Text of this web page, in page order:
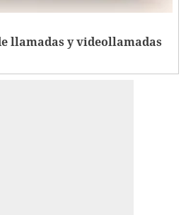
llamadas y videollamadas